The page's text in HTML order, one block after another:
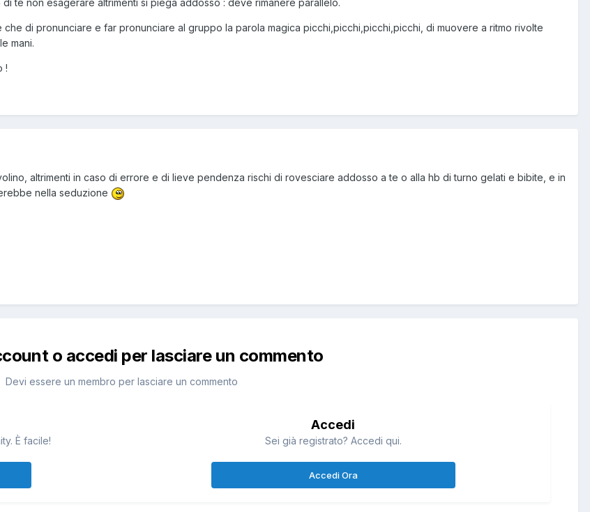
te non esagerare altrimenti si piega addosso : deve rimanere parallelo.
di pronunciare e far pronunciare al gruppo la parola magica picchi,picchi,picchi,picchi, di muovere a ritmo rivolte
mani.
!
altrimenti in caso di errore e di lieve pendenza rischi di rovesciare addosso a te o alla hb di turno gelati e bibite, e in
nella seduzione
o accedi per lasciare un commento
Devi essere un membro per lasciare un commento
È facile!
Accedi
Sei già registrato? Accedi qui.
Accedi Ora